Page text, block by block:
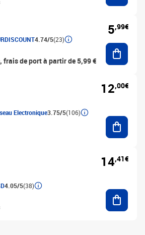
4.74/5(23)
frais de port à partir de 5,99 €
5,99€
Electronique3.75/5(106)
12,00€
4.05/5(38)
14,41€